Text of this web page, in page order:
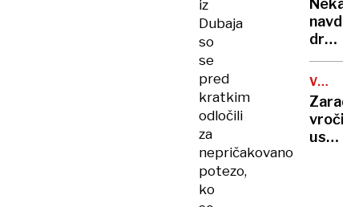
iz
Dubaja
so
se
pred
kratkim
odločili
za
nepričakovano
potezo,
ko
orožje
za
drugi
nove
viruse
VAL
Zaradi